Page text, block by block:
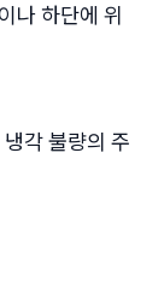
나 하단에 위
각 불량의 주